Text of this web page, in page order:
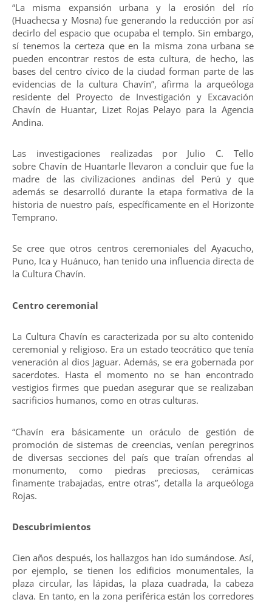
“La misma expansión urbana y la erosión del río
(Huachecsa y Mosna) fue generando la reducción por así
decirlo del espacio que ocupaba el templo. Sin embargo,
sí tenemos la certeza que en la misma zona urbana se
pueden encontrar restos de esta cultura, de hecho, las
bases del centro cívico de la ciudad forman parte de las
evidencias de la cultura Chavín”, afirma la arqueóloga
residente del Proyecto de Investigación y Excavación
Chavín de Huantar, Lizet Rojas Pelayo para la Agencia
Andina.
Las investigaciones realizadas por Julio C. Tello
sobre Chavín de Huantarle llevaron a concluir que fue la
madre de las civilizaciones andinas del Perú y que
además se desarrolló durante la etapa formativa de la
historia de nuestro país, específicamente en el Horizonte
Temprano.
Se cree que otros centros ceremoniales del Ayacucho,
Puno, Ica y Huánuco, han tenido una influencia directa de
la Cultura Chavín.
Centro ceremonial
La Cultura Chavín es caracterizada por su alto contenido
ceremonial y religioso. Era un estado teocrático que tenía
veneración al dios Jaguar. Además, se era gobernada por
sacerdotes. Hasta el momento no se han encontrado
vestigios firmes que puedan asegurar que se realizaban
sacrificios humanos, como en otras culturas.
“Chavín era básicamente un oráculo de gestión de
promoción de sistemas de creencias, venían peregrinos
de diversas secciones del país que traían ofrendas al
monumento, como piedras preciosas, cerámicas
finamente trabajadas, entre otras”, detalla la arqueóloga
Rojas.
Descubrimientos
Cien años después, los hallazgos han ido sumándose. Así,
por ejemplo, se tienen los edificios monumentales, la
plaza circular, las lápidas, la plaza cuadrada, la cabeza
clava. En tanto, en la zona periférica están los corredores